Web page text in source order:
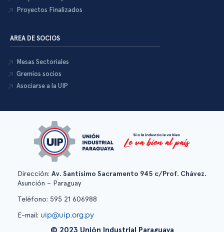
Proyectos Finalizados
AREA DE SOCIOS
Mesas Sectoriales
Gremios socios
Asociarse a la UIP
Dirección: Av. Santísimo Sacramento 945 c/Prof. Chávez.
Asunción – Paraguay
Teléfono: 595 21 606988
E-mail: uip@uip.org.py
© 2023 Unión Industrial Paraguaya